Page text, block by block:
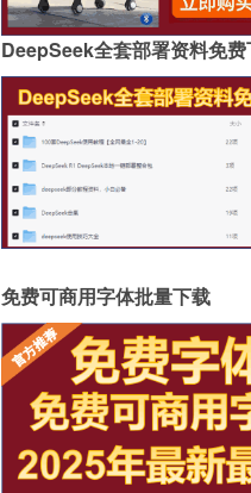
DeepSeek全套部署资料免
免费可商用字体批量下载